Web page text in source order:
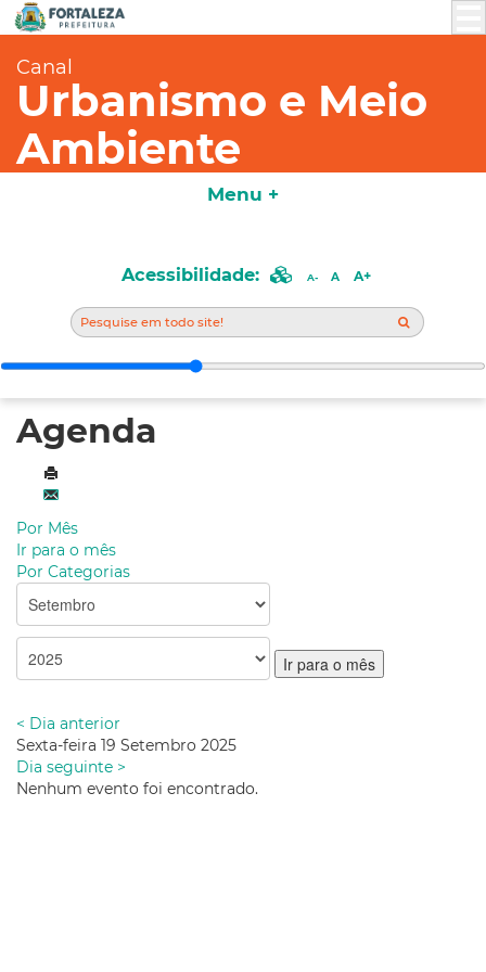
Canal
Urbanismo e Meio
Ambiente
Acessibilidade: A
Agenda
Por Mês
Ir para o mês
Por Categorias
Ir para o mês
< Dia anterior
Sexta-feira 19 Setembro 2025
Dia seguinte >
Nenhum evento foi encontrado.